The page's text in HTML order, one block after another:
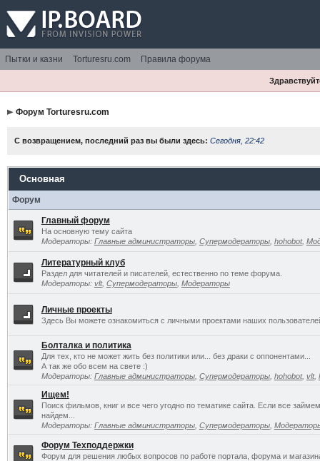
Пытки и казни Torturesru.com Правила форума
Форум Torturesru.com
С возвращением, последний раз вы были здесь: Сегодня, 22:42
Основная
Форум
Главный форум
На основную тему сайта
Модераторы: Главные администраторы, Супермодераторы, hohobot,
Литературный клуб
Раздел для читателей и писателей, естественно по теме форума.
Модераторы: vlt, Супермодераторы, Модераторы
Личные проекты
Здесь Вы можете ознакомиться с личными проектами наших
Болталка и политика
Для тех, кто не может жить без политики или... без драки с оппонентами...
А так же обо всем на свете :)
Модераторы: Главные администраторы, Супермодераторы, hohobot, vlt,
Ищем!
Поиск фильмов, книг и все чего угодно по тематике сайта. Если все
найдем...
Модераторы: Главные администраторы, Супермодераторы,
Форум Техподдержки
Форум для решения любых вопросов по работе портала, форума и